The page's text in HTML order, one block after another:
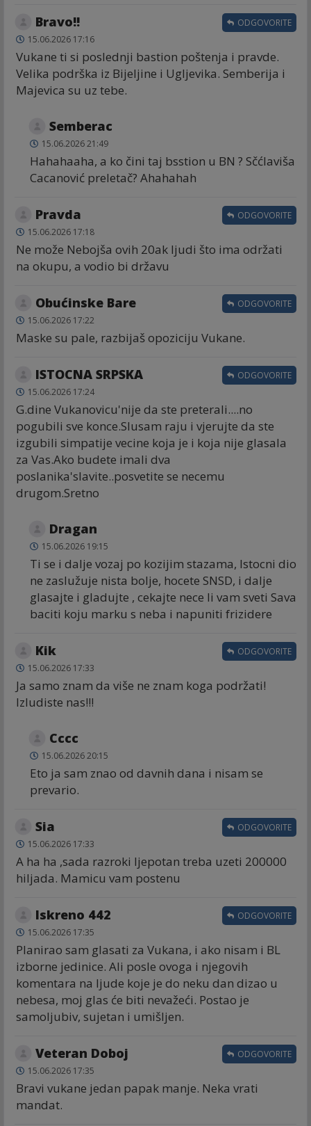
Bravo!!
15.06.2026 17:16
Vukane ti si poslednji bastion poštenja i pravde.
Velika podrška iz Bijeljine i Ugljevika. Semberija i
Majevica su uz tebe.
ODGOVORITE
Semberac
15.06.2026 21:49
Hahahaaha, a ko čini taj bsstion u BN ? Sčćlaviša
Cacanović preletač? Ahahahah
Pravda
15.06.2026 17:18
Ne može Nebojša ovih 20ak ljudi što ima održati
na okupu, a vodio bi državu
ODGOVORITE
Obućinske Bare
15.06.2026 17:22
Maske su pale, razbijaš opoziciju Vukane.
ODGOVORITE
ISTOCNA SRPSKA
15.06.2026 17:24
G.dine Vukanovicu'nije da ste preterali....no
pogubili sve konce.Slusam raju i vjerujte da ste
izgubili simpatije vecine koja je i koja nije glasala
za Vas.Ako budete imali dva
poslanika'slavite..posvetite se necemu
drugom.Sretno
ODGOVORITE
Dragan
15.06.2026 19:15
Ti se i dalje vozaj po kozijim stazama, Istocni dio
ne zaslužuje nista bolje, hocete SNSD, i dalje
glasajte i gladujte , cekajte nece li vam sveti Sava
baciti koju marku s neba i napuniti frizidere
Kik
15.06.2026 17:33
Ja samo znam da više ne znam koga podržati!
Izludiste nas!!!
ODGOVORITE
Cccc
15.06.2026 20:15
Eto ja sam znao od davnih dana i nisam se
prevario.
Sia
15.06.2026 17:33
A ha ha ,sada razroki ljepotan treba uzeti 200000
hiljada. Mamicu vam postenu
ODGOVORITE
Iskreno 442
15.06.2026 17:35
Planirao sam glasati za Vukana, i ako nisam i BL
izborne jedinice. Ali posle ovoga i njegovih
komentara na ljude koje je do neku dan dizao u
nebesa, moj glas će biti nevažeći. Postao je
samoljubiv, sujetan i umišljen.
ODGOVORITE
Veteran Doboj
15.06.2026 17:35
Bravi vukane jedan papak manje. Neka vrati
mandat.
ODGOVORITE